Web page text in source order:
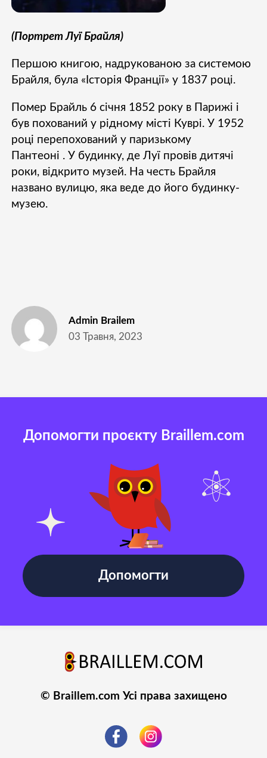
(Портрет Луї Брайля)
Першою книгою, надрукованою за системою
Брайля, була «Історія Франції» у 1837 році.
Помер Брайль 6 січня 1852 року в Парижі і
був похований у рідному місті Куврі. У 1952
році перепохований у паризькому
Пантеоні . У будинку, де Луї провів дитячі
роки, відкрито музей. На честь Брайля
названо вулицю, яка веде до його будинку-
музею.
Admin Brailem
03 Травня, 2023
Допомогти проєкту Braillem.com
Допомогти
© Braillem.com Усі права захищено